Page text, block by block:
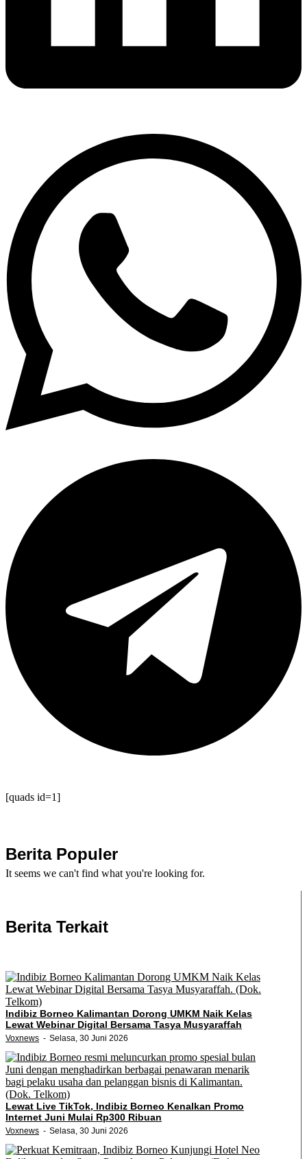
[quads id=1]
Berita Populer
It seems we can't find what you're looking for.
Berita Terkait
Indibiz Borneo Kalimantan Dorong UMKM Naik Kelas
Lewat Webinar Digital Bersama Tasya Musyaraffah
Voxnews Selasa, 30 Juni 2026
Lewat Live TikTok, Indibiz Borneo Kenalkan Promo
Internet Juni Mulai Rp300 Ribuan
Voxnews Selasa, 30 Juni 2026